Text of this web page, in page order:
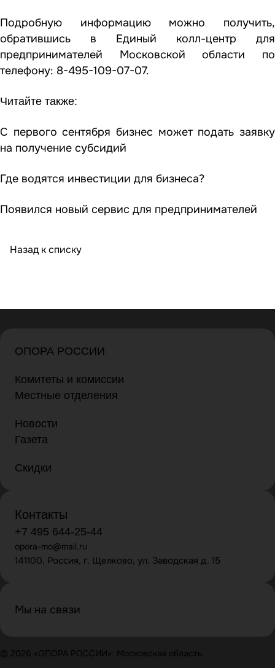
Подробную информацию можно получить,
обратившись в Единый колл-центр для
предпринимателей Московской области по
телефону: 8-495-109-07-07.
Читайте также:
С первого сентября бизнес может подать заявку
на получение субсидий
Где водятся инвестиции для бизнеса?
Появился новый сервис для предпринимателей
Назад к списку
ОПОРА РОССИИ
Комитеты и комиссии
Местные отделения
Новости
Газета
Скидки
Контакты
+7 495 644-25-44
opora-mo@mail.ru
141100, Россия, г. Щелково, ул. Заводская д. 15
Мы на связи
© 2026 «ОПОРА РОССИИ»: Московская область